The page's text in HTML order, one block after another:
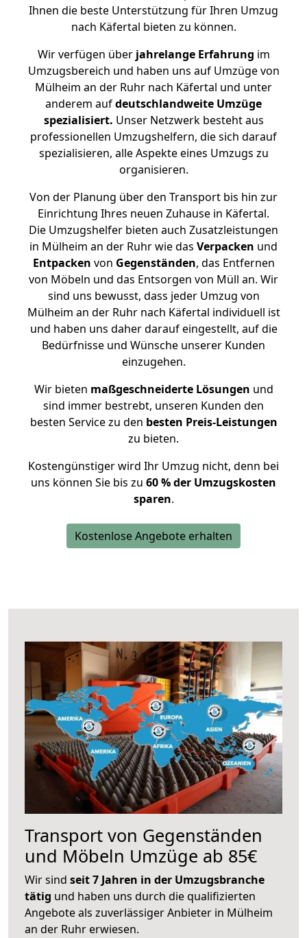
Ihnen die beste Unterstützung für Ihren Umzug
nach Käfertal bieten zu können.
Wir verfügen überjahrelange Erfahrung im
Umzugsbereich und haben uns auf Umzüge von
Mülheim an der Ruhr nach Käfertal und unter
anderem aufdeutschlandweite Umzüge
spezialisiert. Unser Netzwerk besteht aus
professionellen Umzugshelfern, die sich darauf
spezialisieren, alle Aspekte eines Umzugs zu
organisieren.
Von der Planung über den Transport bis hin zur
Einrichtung Ihres neuen Zuhause in Käfertal.
Die Umzugshelfer bieten auch Zusatzleistungen
in Mülheim an der Ruhr wie das Verpacken und
Entpacken von Gegenständen, das Entfernen
von Möbeln und das Entsorgen von Müll an. Wir
sind uns bewusst, dass jeder Umzug von
Mülheim an der Ruhr nach Käfertal individuell ist
und haben uns daher darauf eingestellt, auf die
Bedürfnisse und Wünsche unserer Kunden
einzugehen.
Wir bieten maßgeschneiderte Lösungen und
sind immer bestrebt, unseren Kunden den
besten Service zu den besten Preis-Leistungen
zu bieten.
Kostengünstiger wird Ihr Umzug nicht, denn bei
uns können Sie bis zu 60 % der Umzugskosten
sparen.
Kostenlose Angebote erhalten
Transport von Gegenständen
und Möbeln Umzüge ab 85€
Wir sind seit 7 Jahren in der Umzugsbranche
tätig und haben uns durch die qualifizierten
Angebote als zuverlässiger Anbieter in Mülheim
an der Ruhr erwiesen.